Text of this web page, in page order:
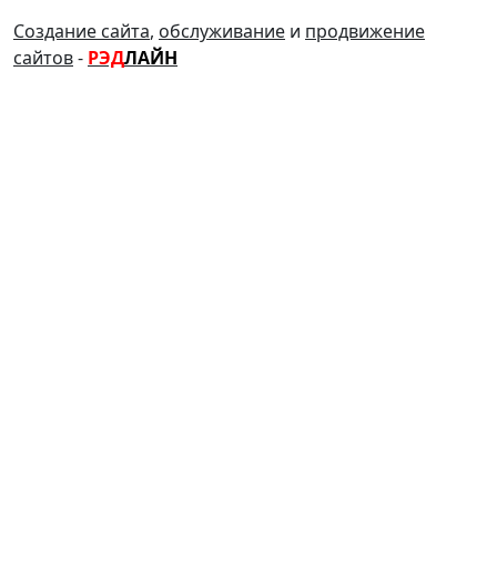
Создание сайта, обслуживание и продвижение
сайтов- РЭДЛАЙН